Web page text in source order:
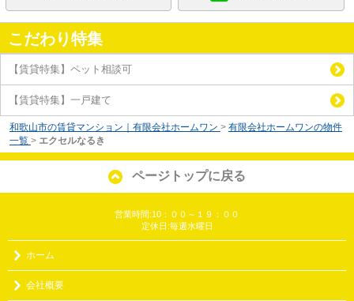
こだわり特集
【賃貸特集】ペット相談可
【賃貸特集】一戸建て
和歌山市の賃貸マンション｜有限会社ホームワン > 有限会社ホームワンの物件
一覧 > エクセルなるき
ページトップに戻る
営業時間:10：００～１９：００
定休日:毎週水曜日
ホーム
会社概要